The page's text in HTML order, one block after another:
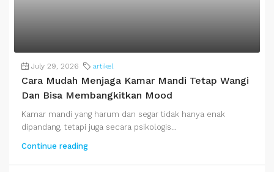
July 29, 2026 artikel
Cara Mudah Menjaga Kamar Mandi Tetap Wangi
Dan Bisa Membangkitkan Mood
Kamar mandi yang harum dan segar tidak hanya enak
dipandang, tetapi juga secara psikologis...
Continue reading